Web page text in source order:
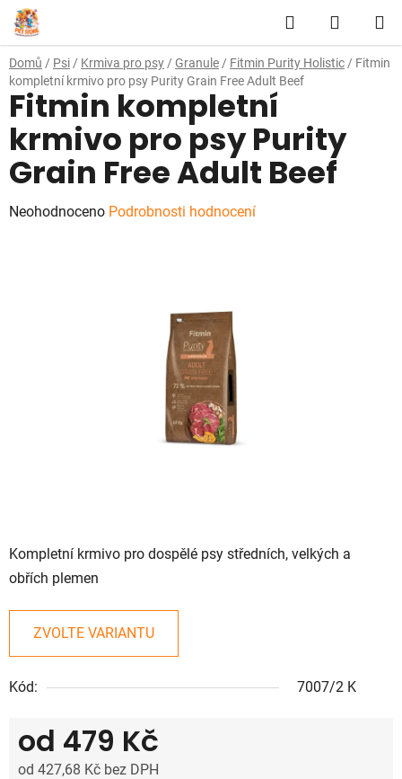
Přejít
na
obsah
Hledat
KOŠÍK
Domů / Psi / Krmiva pro psy / Granule / Fitmin Purity Holistic / Fitmin
kompletní krmivo pro psy Purity Grain Free Adult Beef
Kompletní krmivo pro dospělé psy středních, velkých a
obřích plemen
ZVOLTE VARIANTU
Kód: 7007/2 K
od 479 Kč
od 427,68 Kč bez DPH
Fitmin kompletní
krmivo pro psy Purity
Grain Free Adult Beef
Průměrné
Neohodnoceno Podrobnosti hodnocení